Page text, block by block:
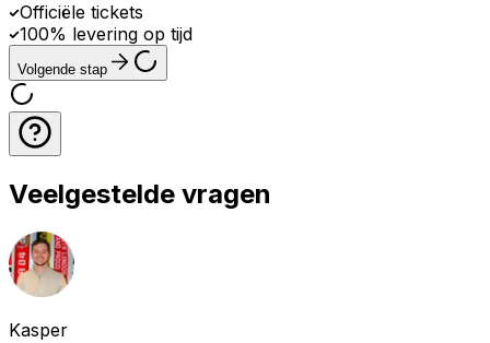
Officiële tickets
100% levering op tijd
Volgende stap
Veelgestelde vragen
Kasper